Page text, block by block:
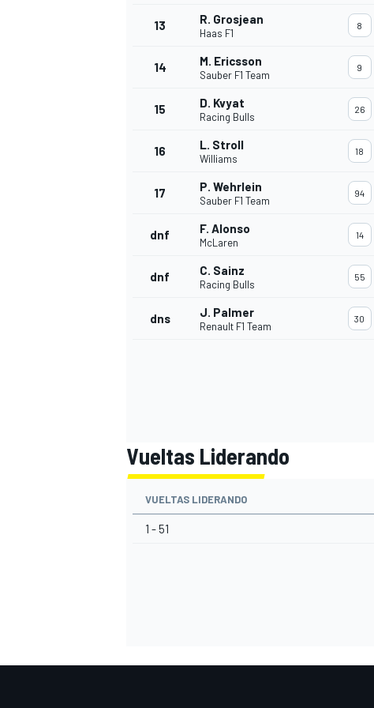
13 R. Grosjean
Haas F1
8
14 M. Ericsson
Sauber F1 Team
9
15 D. Kvyat
Racing Bulls
26
16 L. Stroll
Williams
18
17 P. Wehrlein
Sauber F1 Team
94
dnf F. Alonso
McLaren
14
dnf C. Sainz
Racing Bulls
55
dns J. Palmer
Renault F1 Team
30
Vueltas Liderando
VUELTAS LIDERANDO
1 - 51